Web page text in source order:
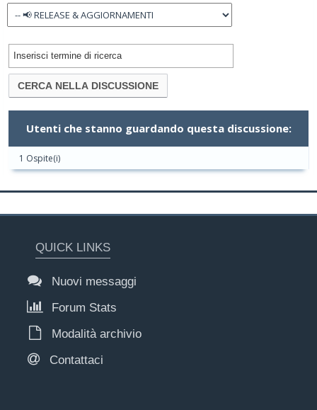
Utenti che stanno guardando questa discussione:
1 Ospite(i)
QUICK LINKS
Nuovi messaggi
Forum Stats
Modalità archivio
Contattaci